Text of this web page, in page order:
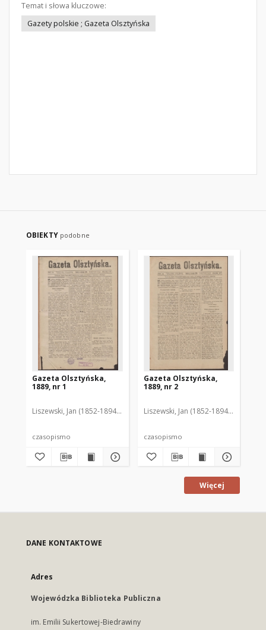
Temat i słowa kluczowe:
Gazety polskie ; Gazeta Olsztyńska
OBIEKTY podobne
Gazeta Olsztyńska,
1889, nr 1
Liszewski, Jan (1852-1894). Red.
czasopismo
Gazeta Olsztyńska,
1889, nr 2
Liszewski, Jan (1852-1894). Red.
czasopismo
Więcej
DANE KONTAKTOWE
Adres
Wojewódzka Biblioteka Publiczna
im. Emilii Sukertowej-Biedrawiny